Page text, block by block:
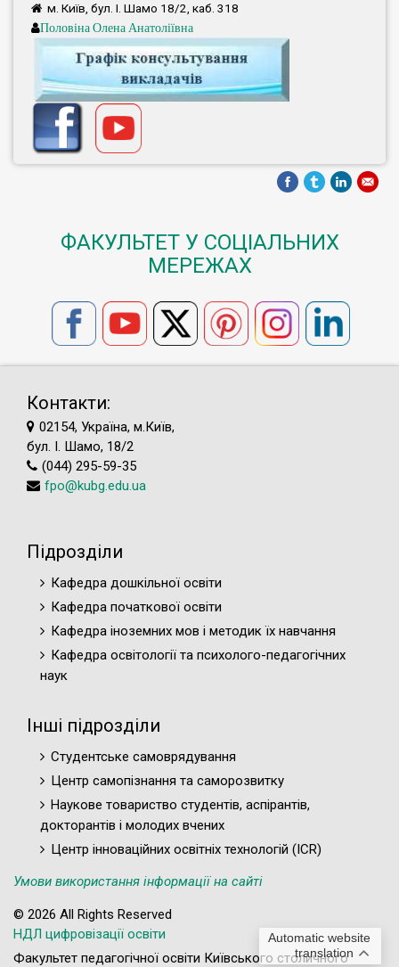
м. Київ, бул. І. Шамо 18/2, каб. 318
Половіна Олена Анатоліївна
Automatic website
translation
ФАКУЛЬТЕТ У СОЦІАЛЬНИХ
МЕРЕЖАХ
Контакти:
02154, Україна, м.Київ,
бул. І. Шамо, 18/2
(044) 295-59-35
fpo@kubg.edu.ua
Підрозділи
Кафедра дошкільної освіти
Кафедра початкової освіти
Кафедра іноземних мов і методик їх навчання
Кафедра освітології та психолого-педагогічних
наук
Інші підрозділи
Студентське самоврядування
Центр самопізнання та саморозвитку
Наукове товариство студентів, аспірантів,
докторантів і молодих вчених
Центр інноваційних освітніх технологій (ICR)
Умови використання інформації на сайті
© 2026 All Rights Reserved
НДЛ цифровізації освіти
Факультет педагогічної освіти Київського столичного